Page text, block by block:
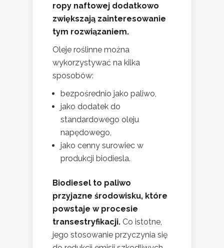
ropy naftowej dodatkowo
zwiększają zainteresowanie
tym rozwiązaniem.
Oleje roślinne można
wykorzystywać na kilka
sposobów:
bezpośrednio jako paliwo,
jako dodatek do
standardowego oleju
napędowego,
jako cenny surowiec w
produkcji biodiesla.
Biodiesel to paliwo
przyjazne środowisku, które
powstaje w procesie
transestryfikacji. Co istotne,
jego stosowanie przyczynia się